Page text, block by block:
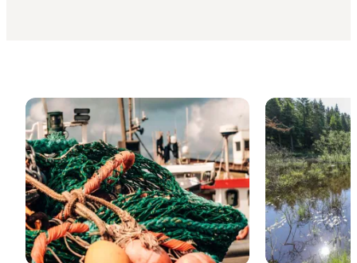
Besuchen Sie die Gegend von Thyborøn und
Top 5